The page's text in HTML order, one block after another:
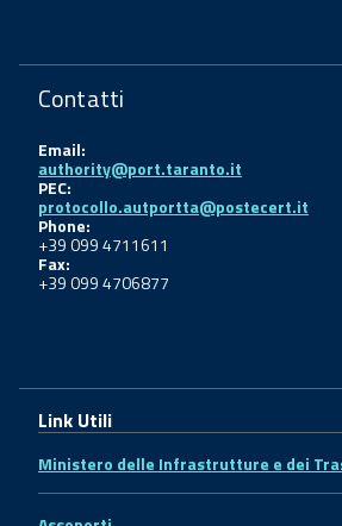
Contatti
Email:
authority@port.taranto.it
PEC:
protocollo.autportta@postecert.it
Phone:
+39 099 4711611
Fax:
+39 099 4706877
Link Utili
Ministero delle Infrastrutture e dei